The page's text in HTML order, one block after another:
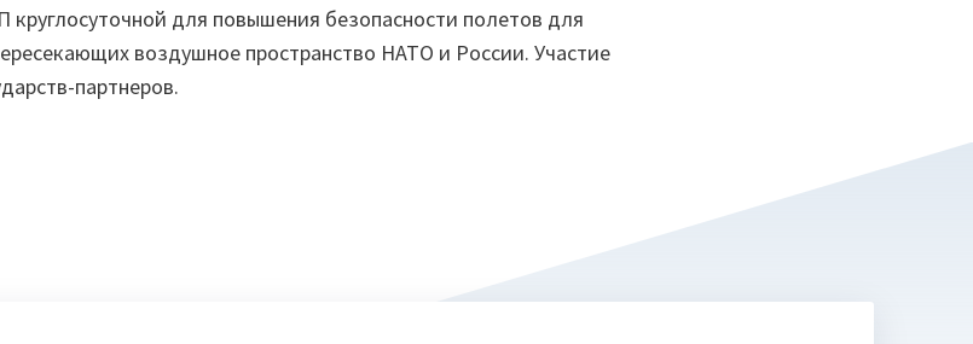
для повышения безопасности полетов для
воздушное пространство НАТО и России. Участие
партнеров.